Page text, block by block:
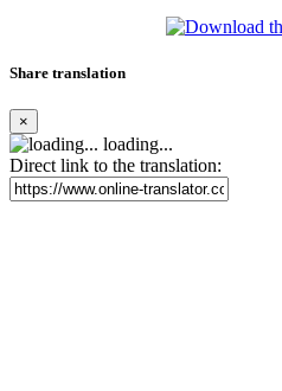
Share translation
×
loading...
Direct link to the translation: